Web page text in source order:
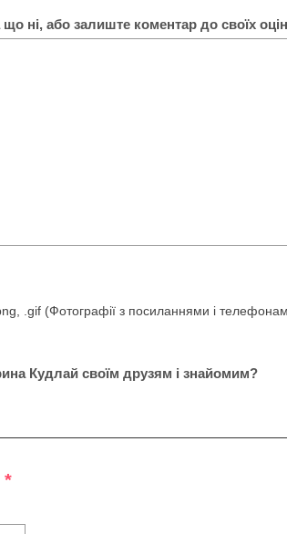
ні, або залиште коментар до своїх
.gif (Фотографії з посиланнями і
Кудлай своїм друзям і знайомим?
*